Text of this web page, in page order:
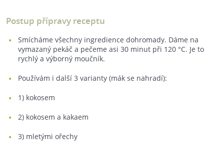
Postup přípravy receptu
Smícháme všechny ingredience dohromady. Dáme na
vymazaný pekáč a pečeme asi 30 minut při 120 °C. Je to
rychlý a výborný moučník.
Používám i další 3 varianty (mák se nahradí):
1) kokosem
2) kokosem a kakaem
3) mletými ořechy